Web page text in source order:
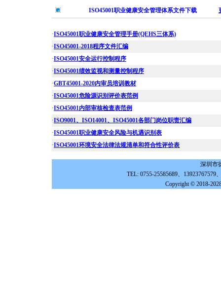
ISO45001职业健康安全管理体系文件下载
·ISO45001职业健康安全管理手册(QEHS三体系)
·ISO45001-2018程序文件汇编
·ISO45001安全运行控制程序
·ISO45001绩效监视和测量控制程序
·GBT45001-2020内审员培训教材
·ISO45001危险源识别评价表范例
·ISO45001内部审核检查表范例
·ISO9001、ISO14001、ISO45001各部门岗位职责汇编
·ISO45001职业健康安全风险与机遇识别表
·ISO45001环境安全法律法规清单和符合性评价表
深圳市
TEL: 0755-25585689、
Copyright © 2018-